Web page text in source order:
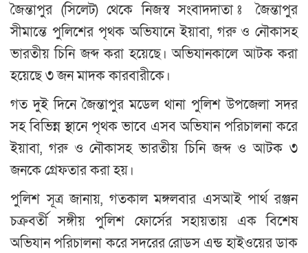
জৈন্তাপুর (সিলেট) থেকে নিজস্ব সংবাদদাতা ঃ জৈন্তাপুর
সীমান্তে পুলিশের পৃথক অভিযানে ইয়াবা, গরু ও নৌকাসহ
ভারতীয় চিনি জব্দ করা হয়েছে। অভিযানকালে আটক করা
হয়েছে ৩ জন মাদক কারবারীকে।
গত দুই দিনে জৈন্তাপুর মডেল থানা পুলিশ উপজেলা সদর
সহ বিভিন্ন স্থানে পৃথক ভাবে এসব অভিযান পরিচালনা করে
ইয়াবা, গরু ও নৌকাসহ ভারতীয় চিনি জব্দ ও আটক ৩
জনকে গ্রেফতার করা হয়।
পুলিশ সূত্র জানায়, গতকাল মঙ্গলবার এসআই পার্থ রঞ্জন
চক্রবর্তী সঙ্গীয় পুলিশ ফোর্সের সহায়তায় এক বিশেষ
অভিযান পরিচালনা করে সদরের রোডস এন্ড হাইওয়ের ডাক